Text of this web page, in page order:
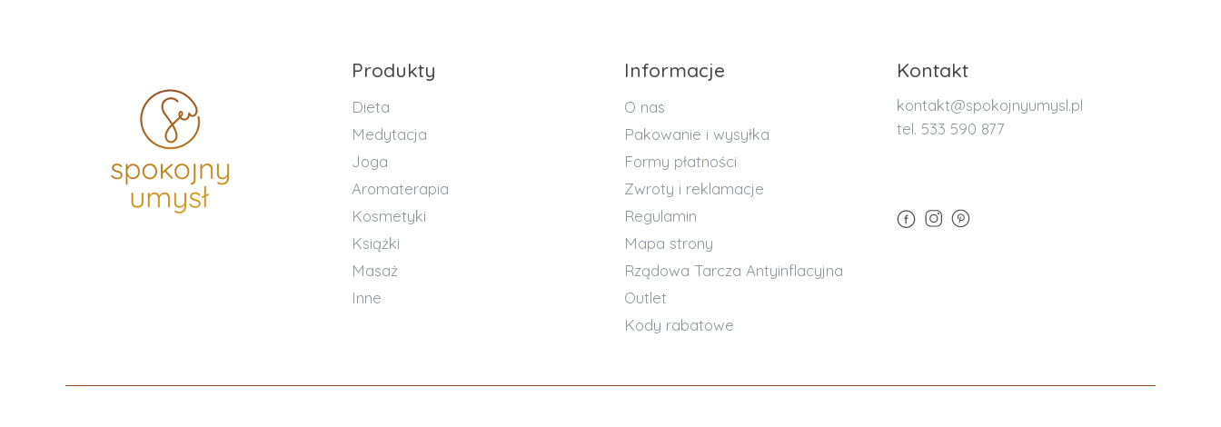
Produkty
Dieta
Medytacja
Joga
Aromaterapia
Kosmetyki
Książki
Masaż
Inne
Informacje
O nas
Pakowanie i wysyłka
Formy płatności
Zwroty i reklamacje
Regulamin
Mapa strony
Rządowa Tarcza Antyinflacyjna
Outlet
Kody rabatowe
Kontakt
kontakt@spokojnyumysl.pl
tel. 533 590 877